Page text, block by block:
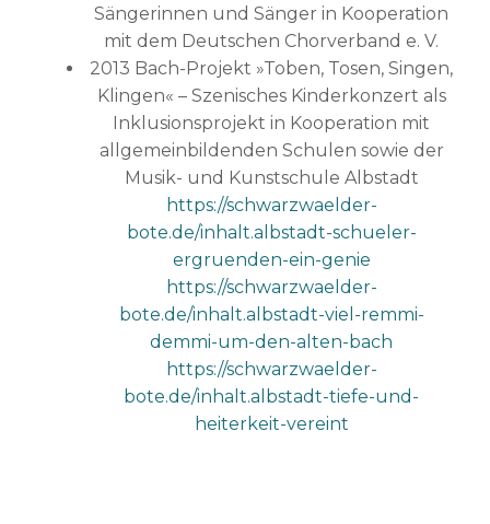
Sängerinnen und Sänger in Kooperation
mit dem Deutschen Chorverband e. V.
2013 Bach-Projekt »Toben, Tosen, Singen,
Klingen« – Szenisches Kinderkonzert als
Inklusionsprojekt in Kooperation mit
allgemeinbildenden Schulen sowie der
Musik- und Kunstschule Albstadt
https://schwarzwaelder-
bote.de/inhalt.albstadt-schueler-
ergruenden-ein-genie
https://schwarzwaelder-
bote.de/inhalt.albstadt-viel-remmi-
demmi-um-den-alten-bach
https://schwarzwaelder-
bote.de/inhalt.albstadt-tiefe-und-
heiterkeit-vereint